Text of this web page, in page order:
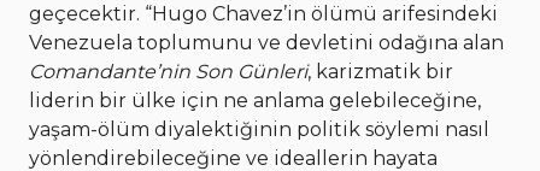
geçecektir. “Hugo Chavez’in ölümü arifesindeki
Venezuela toplumunu ve devletini odağına alan
Comandante’nin Son Günleri, karizmatik bir
liderin bir ülke için ne anlama gelebileceğine,
yaşam-ölüm diyalektiğinin politik söylemi nasıl
yönlendirebileceğine ve ideallerin hayata